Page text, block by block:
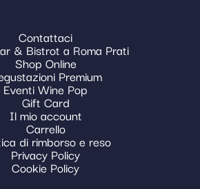
Contattaci
& Bistrot a Roma Prati
Shop Online
Premium
Eventi Wine Pop
Gift Card
Il mio account
Carrello
di rimborso e reso
Privacy Policy
Cookie Policy